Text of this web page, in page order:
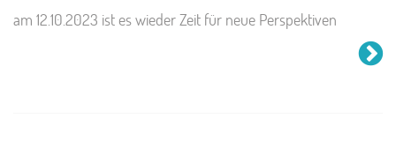
am 12.10.2023 ist es wieder Zeit für neue Perspektiven